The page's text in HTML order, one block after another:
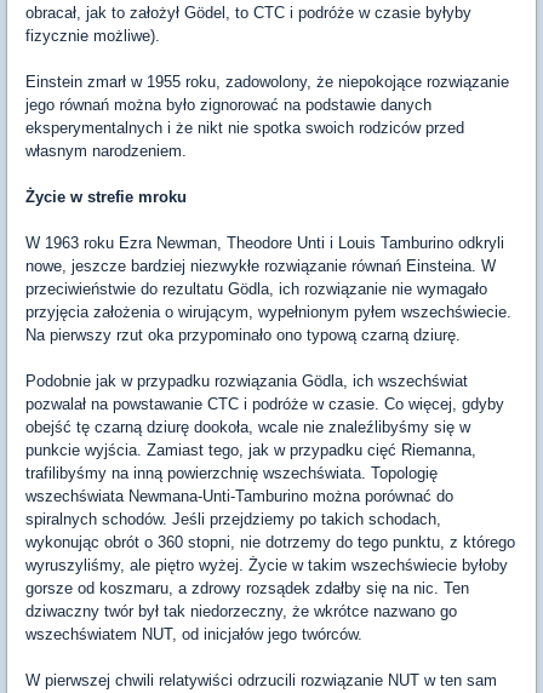
obracał, jak to założył Gödel, to CTC i podróże w czasie byłyby
fizycznie możliwe).
Einstein zmarł w 1955 roku, zadowolony, że niepokojące rozwiązanie
jego równań można było zignorować na podstawie danych
eksperymentalnych i że nikt nie spotka swoich rodziców przed
własnym narodzeniem.
Życie w strefie mroku
W 1963 roku Ezra Newman, Theodore Unti i Louis Tamburino odkryli
nowe, jeszcze bardziej niezwykłe rozwiązanie równań Einsteina. W
przeciwieństwie do rezultatu Gödla, ich rozwiązanie nie wymagało
przyjęcia założenia o wirującym, wypełnionym pyłem wszechświecie.
Na pierwszy rzut oka przypominało ono typową czarną dziurę.
Podobnie jak w przypadku rozwiązania Gödla, ich wszechświat
pozwalał na powstawanie CTC i podróże w czasie. Co więcej, gdyby
obejść tę czarną dziurę dookoła, wcale nie znaleźlibyśmy się w
punkcie wyjścia. Zamiast tego, jak w przypadku cięć Riemanna,
trafilibyśmy na inną powierzchnię wszechświata. Topologię
wszechświata Newmana-Unti-Tamburino można porównać do
spiralnych schodów. Jeśli przejdziemy po takich schodach,
wykonując obrót o 360 stopni, nie dotrzemy do tego punktu, z którego
wyruszyliśmy, ale piętro wyżej. Życie w takim wszechświecie byłoby
gorsze od koszmaru, a zdrowy rozsądek zdałby się na nic. Ten
dziwaczny twór był tak niedorzeczny, że wkrótce nazwano go
wszechświatem NUT, od inicjałów jego twórców.
W pierwszej chwili relatywiści odrzucili rozwiązanie NUT w ten sam